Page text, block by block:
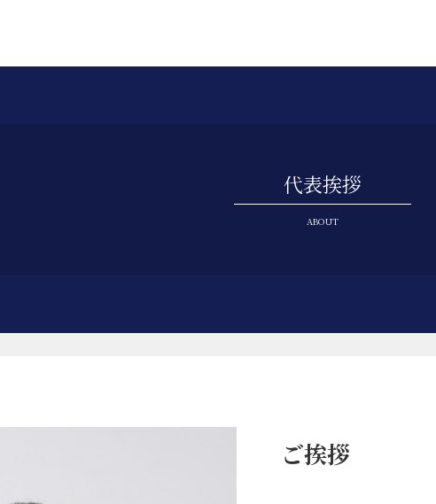
代表挨拶
ABOUT
ご挨拶